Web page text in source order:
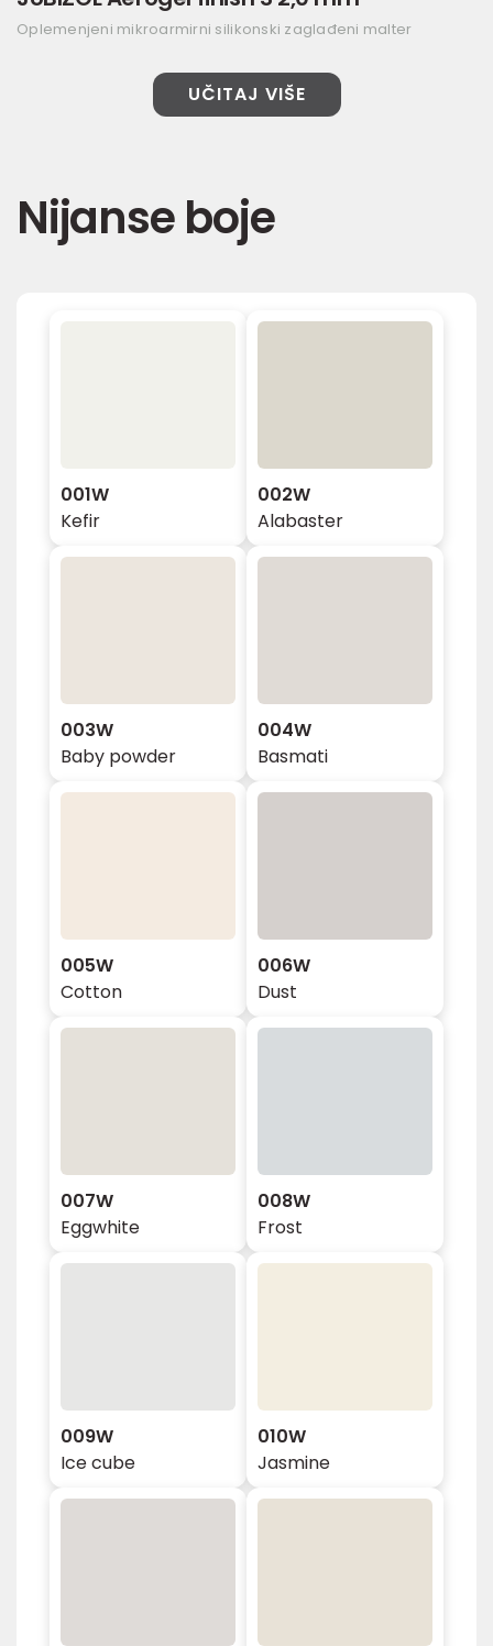
Oplemenjeni mikroarmirni silikonski zaglađeni malter
UČITAJ VIŠE
Nijanse boje
001W
Kefir
002W
Alabaster
003W
Baby powder
004W
Basmati
005W
Cotton
006W
Dust
007W
Eggwhite
008W
Frost
009W
Ice cube
010W
Jasmine